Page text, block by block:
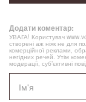
Додати коментар:
УВАГА! Користувач
створені аж ніяк не для
комерційної реклами,
негідних речей. Утім
модерації, суб’єктивні